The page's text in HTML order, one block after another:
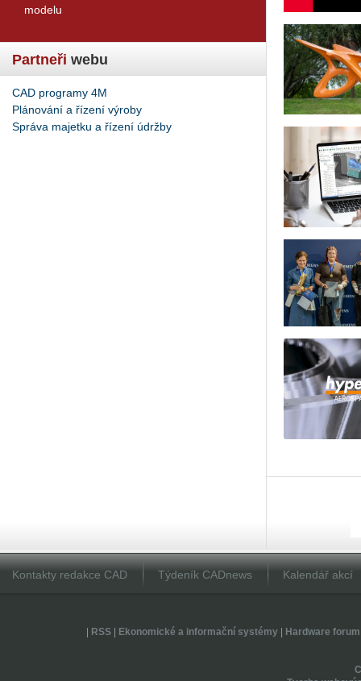
modelu
Partneři webu
CAD programy 4M
Plánování a řízení výroby
Správa majetku a řízení údržby
Kontakty redakce CAD Týdeník CADnews Kalendář akcí
RSS| Ekonomické a informační systémy| Hardware forum